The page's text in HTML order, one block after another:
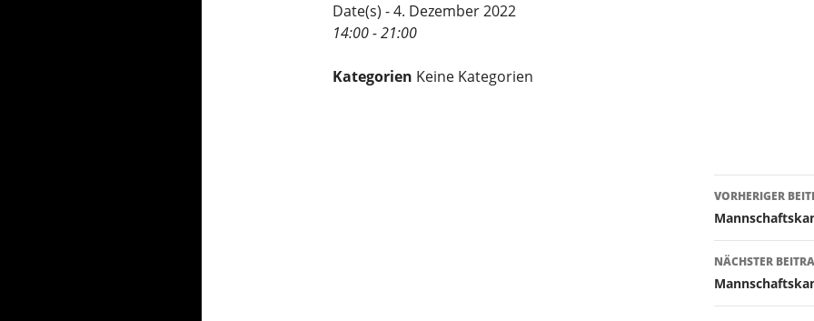
Date(s) - 4. Dezember 2022
14:00 - 21:00
Kategorien Keine Kategorien
VORHERIGER
NÄCHSTER